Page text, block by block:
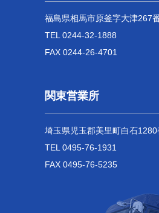
福島県相馬市原釜字大津267
TEL 0244-32-1888
FAX 0244-26-4701
関東営業所
埼玉県児玉郡美里町白石1280
TEL 0495-76-1931
FAX 0495-76-5235